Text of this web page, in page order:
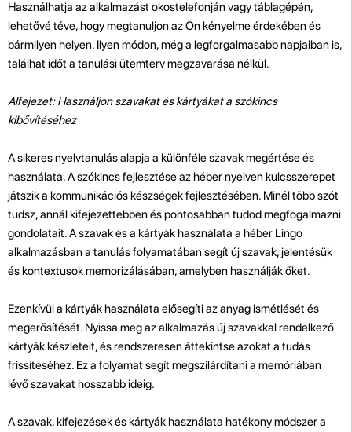
Használhatja az alkalmazást okostelefonján vagy táblagépén,
lehetővé téve, hogy megtanuljon az Ön kényelme érdekében és
bármilyen helyen. Ilyen módon, még a legforgalmasabb napjaiban is,
találhat időt a tanulási ütemterv megzavarása nélkül.
Alfejezet: Használjon szavakat és kártyákat a szókincs
kibővítéséhez
A sikeres nyelvtanulás alapja a különféle szavak megértése és
használata. A szókincs fejlesztése az héber nyelven kulcsszerepet
játszik a kommunikációs készségek fejlesztésében. Minél több szót
tudsz, annál kifejezettebben és pontosabban tudod megfogalmazni
gondolatait. A szavak és a kártyák használata a héber Lingo
alkalmazásban a tanulás folyamatában segít új szavak, jelentésük
és kontextusok memorizálásában, amelyben használják őket.
Ezenkívül a kártyák használata elősegíti az anyag ismétlését és
megerősítését. Nyissa meg az alkalmazás új szavakkal rendelkező
kártyák készleteit, és rendszeresen áttekintse azokat a tudás
frissítéséhez. Ez a folyamat segít megszilárdítani a memóriában
lévő szavakat hosszabb ideig.
A szavak, kifejezések és kártyák használata hatékony módszer a